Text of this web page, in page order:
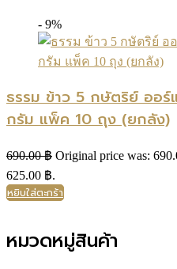
- 9%
ธรรม ข้าว 5 กษัตริย์ ออ
กรัม แพ็ค 10 ถุง (ยกลัง)
690.00฿ Original price was:
625.00 ฿.
หยิบใส่ตะกร้า
หมวดหมู่สินค้า